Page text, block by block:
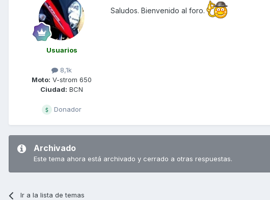
Usuarios
8,1k
Moto: V-strom 650
Ciudad: BCN
Donador
Saludos. Bienvenido al foro.
Archivado
Este tema ahora está archivado y cerrado a otras respuestas.
Ir a la lista de temas